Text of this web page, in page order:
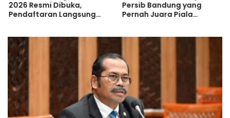
2026 Resmi Dibuka,
Pendaftaran Langsung
Persib Bandung yang
Pernah Juara Piala